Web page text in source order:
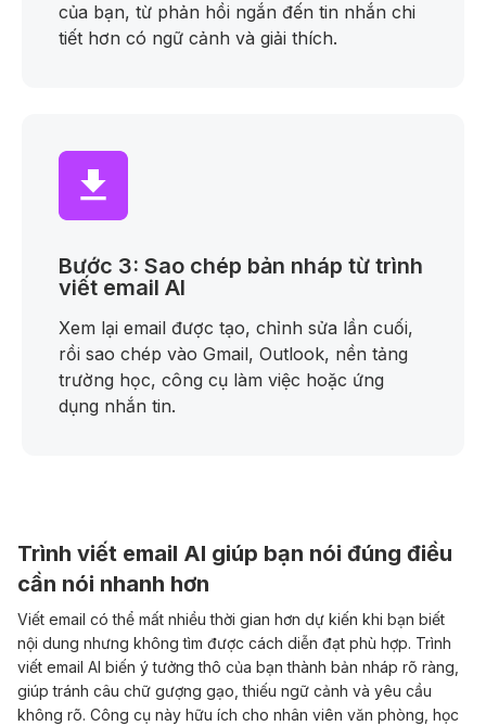
của bạn, từ phản hồi ngắn đến tin nhắn chi
tiết hơn có ngữ cảnh và giải thích.
Bước 3: Sao chép bản nháp từ trình
viết email AI
Xem lại email được tạo, chỉnh sửa lần cuối,
rồi sao chép vào Gmail, Outlook, nền tảng
trường học, công cụ làm việc hoặc ứng
dụng nhắn tin.
Trình viết email AI giúp bạn nói đúng điều
cần nói nhanh hơn
Viết email có thể mất nhiều thời gian hơn dự kiến khi bạn biết
nội dung nhưng không tìm được cách diễn đạt phù hợp. Trình
viết email AI biến ý tưởng thô của bạn thành bản nháp rõ ràng,
giúp tránh câu chữ gượng gạo, thiếu ngữ cảnh và yêu cầu
không rõ. Công cụ này hữu ích cho nhân viên văn phòng, học